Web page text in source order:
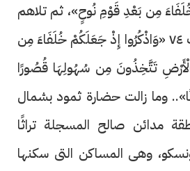
مِن بَعْدِ قَوْمِ نُوحٍ»، ثم تلاهم
ثمود فى سورة الأعراف ٧٤ «وَاذْكُرُوا إِذْ جَعَلَكُمْ خُلَفَاءَ مِن
تَتَّخِذُونَ مِن سُهُولِهَا قُصُورًا
وما زالت حضارة ثمود بشمال
مدائن صالح المسجلة تراثًا
وهى المساكن التى سكنها